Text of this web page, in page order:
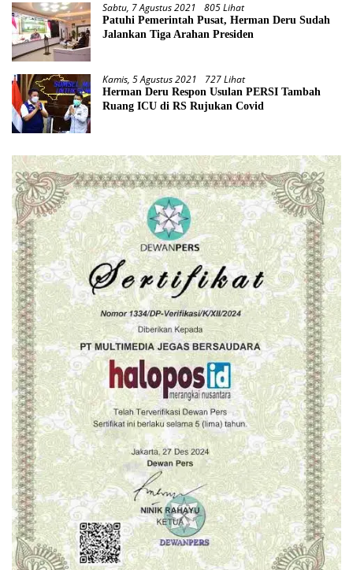
Sabtu, 7 Agustus 2021 805 Lihat
Patuhi Pemerintah Pusat, Herman Deru Sudah
Jalankan Tiga Arahan Presiden
Kamis, 5 Agustus 2021 727 Lihat
Herman Deru Respon Usulan PERSI Tambah
Ruang ICU di RS Rujukan Covid